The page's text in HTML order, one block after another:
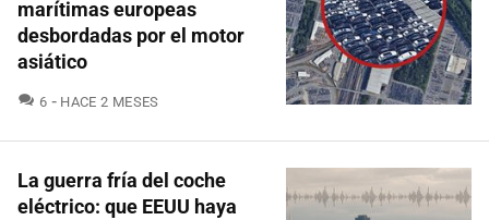
marítimas europeas
desbordadas por el motor
asiático
6 COMENTARIOS
HACE 2 MESES
La guerra fría del coche
eléctrico: que EEUU haya